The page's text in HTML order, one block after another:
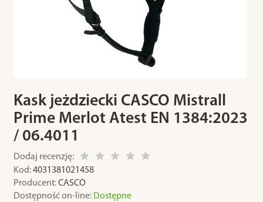
Kask jeżdziecki CASCO Mistrall
Prime Merlot Atest EN 1384:2023
/ 06.4011
Dodaj recenzję:
Kod: 4031381021458
Producent: CASCO
Dostępność on-line: Dostępne